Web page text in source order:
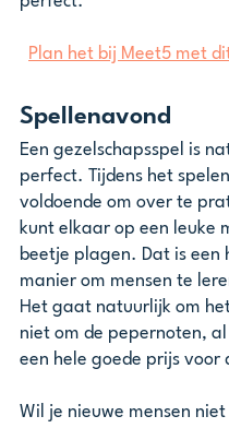
Plan het bij Meet5 met
Spellenavond
Een gezelschapsspel is
perfect. Tijdens het
voldoende om over te
kunt elkaar op een leuke
beetje plagen. Dat is een
manier om mensen te
Het gaat natuurlijk om
niet om de pepernoten, al
een hele goede prijs voor
Wil je nieuwe mensen